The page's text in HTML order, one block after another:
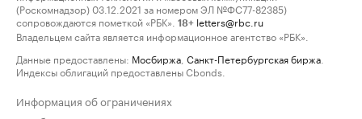
(Роскомнадзор) 03.12.2021 за номером ЭЛ №ФС77-82385)
сопровождаются пометкой «РБК».
18+ letters@rbc.ru
Владельцем сайта является информационное агентство «РБК».
Данные предоставлены: Мосбиржа Санкт-Петербургская биржа
Индексы облигаций предоставлены Cbonds.
Информация об ограничениях